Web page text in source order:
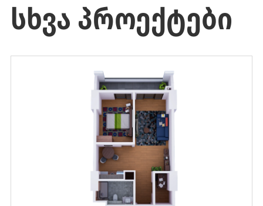
ᲡᲮᲕᲐ ᲞᲠᲝᲔᲥᲢᲔᲑᲘ